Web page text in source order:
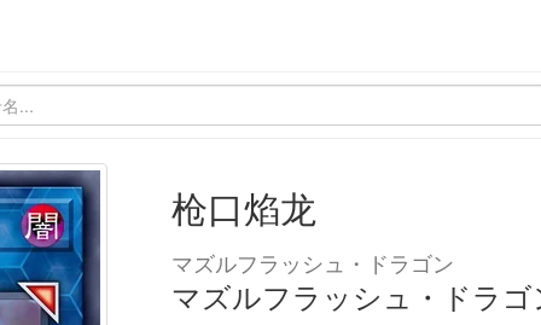
枪口焰龙
マズルフラッシュ・ドラゴン
マズルフラッシュ・ドラゴ